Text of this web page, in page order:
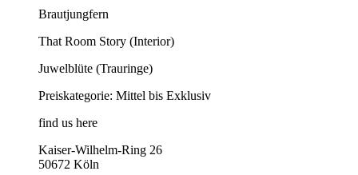
Brautjungfern
That Room Story (Interior)
Juwelblüte (Trauringe)
Preiskategorie: Mittel bis Exklusiv
find us here
Kaiser-Wilhelm-Ring 26
50672 Köln